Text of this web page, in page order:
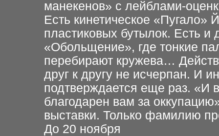
манекенов» с лейблами-
Есть кинетическое «Пугало»
пластиковых бутылок. Есть
«Обольщение», где тонкие
перебирают кружева…
друг к другу не исчерпан. И
подтверждается еще раз. «И
благодарен вам за
выставки. Только фамилию
До 20 ноября